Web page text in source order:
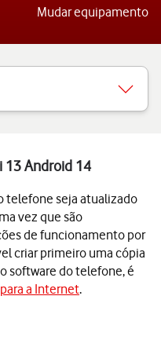
Mudar equipamento
13 Android 14
telefone seja atualizado
vez que são
de funcionamento por
criar primeiro uma cópia
software do telefone, é
a Internet.